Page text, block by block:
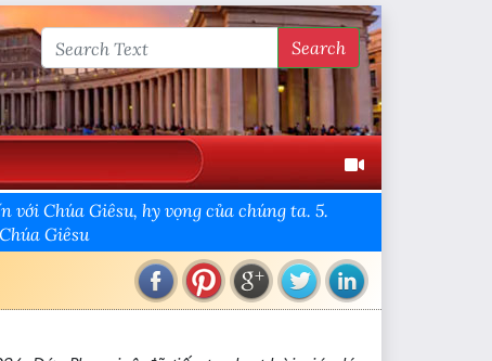
Search
Chúa Giêsu, hy vọng của chúng ta. 5.
Giêsu